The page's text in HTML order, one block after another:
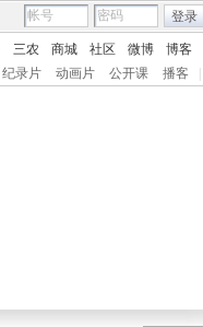
登录
三农 商城 社区 微博 博客
纪录片 动画片 公开课 播客